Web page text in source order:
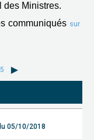
des Ministres.
communiqués sur
05/10/2018